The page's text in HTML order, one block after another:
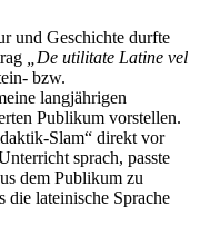
und Geschichte durfte
„De utilitate Latine vel
bzw.
langjährigen
Publikum vorstellen.
Slam“ direkt vor
sprach, passte
dem Publikum zu
die lateinische Sprache